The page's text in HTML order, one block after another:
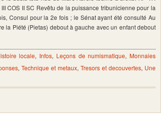
III COS II SC Revêtu de la puissance tribunicienne pour la
Consul pour la 2e fois ; le Sénat ayant été consulté Au
la Piété (Pietas) debout à gauche avec un enfant debout
locale, Infos, Leçons de numismatique, Monnaies
, Technique et metaux, Tresors et decouvertes, Une